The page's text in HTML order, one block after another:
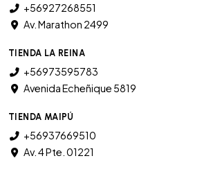
+56927268551
Av. Marathon 2499
TIENDA LA REINA
+56973595783
Avenida Echeñique 5819
TIENDA MAIPÚ
+56937669510
Av. 4 Pte. 01221